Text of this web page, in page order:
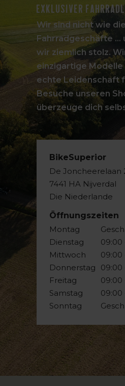
Exklusiver
Wir sind nicht wie
Fahrradgeschäfte ...
wir ziemlich stolz.
einzigartige Modelle
echte Leidenschaft
Besuche unseren
überzeuge dich
BikeSuperior
De Joncheerelaan
7441 HA Nijverdal
Die Niederlande
Öffnungszeiten
Montag
Dienstag
Mittwoch
Donnerstag
Freitag
Samstag
Sonntag
09:00
09:00
09:00
09:00
09:00